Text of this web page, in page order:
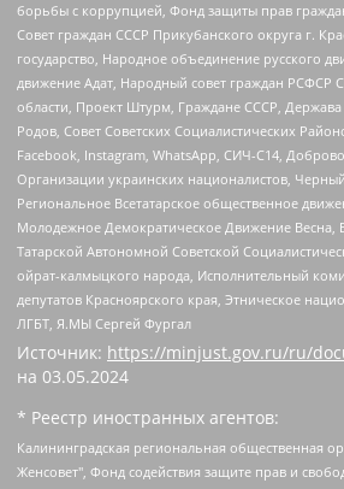
борьбы с коррупцией, Фонд защиты прав
Совет граждан СССР Прикубанского округа г.
государство, Народное объединение русского
движение Адат, Народный совет граждан РСФСР
области, Проект Штурм, Граждане СССР, Держава
Родов, Совет Советских Социалистических
Facebook, Instagram, WhatsApp, СИЧ-С14,
Организации украинских националистов,
Региональное Всетатарское общественное
Молодежное Демократическое Движение Весна,
Татарской Автономной Советской
ойрат-калмыцкого народа, Исполнительный
депутатов Красноярского края, Этническое
ЛГБТ, Я.МЫ Сергей Фургал
Источник: https://minjust.gov.ru/ru/
на 03.05.2024
* Реестр иностранных агентов:
Калининградская региональная общественная организация "Экозащита!-Женсовет", Фонд содействия защите прав и свобод граждан "Общественный вердикт", Фонд "Институт Развития Свободы Информации", Частное учреждение "Информационное агентство МЕМО. РУ", Региональная общественная организация "Общественная комиссия по сохранению наследия академика Сахарова", Фонд поддержки свободы прессы, Санкт-Петербургская общественная правозащитная организация "Гражданский контроль", Межрегиональная общественная организация "Информационно-просветительский центр "Мемориал", Региональный Фонд "Центр Защиты Прав Средств Массовой Информации", с 05.12.2023 Фонд "Центр Защиты Прав Средств массовой информации", Региональная общественная благотворительная организация помощи беженцам и мигрантам "Гражданское содействие", Негосударственное образовательное учреждение дополнительного профессионального образования (повышение квалификации) специалистов "АКАДЕМИЯ ПО ПРАВАМ ЧЕЛОВЕКА", Свердловская региональная общественная организация "Сутяжник", Автономная некоммерческая организация "Центр независимых социологических исследований", Союз общественных объединений "Российский исследовательский центр по правам человека", Региональное общественное учреждение научно-информационный центр "МЕМОРИАЛ", Некоммерческая организация "Фонд защиты гласности", Автономная некоммерческая организация "Институт прав человека", Городская общественная организация "Екатеринбургское общество "МЕМОРИАЛ", Городская общественная организация "Рязанское историко-просветительское и правозащитное общество "Мемориал" (Рязанский Мемориал), Челябинский региональный орган общественной самодеятельности – женское общественное объединение "Женщины Евразии", Челябинский региональный орган общественной самодеятельности "Уральская правозащитная группа", Фонд содействия защите здоровья и социальной справедливости имени Андрея Рылькова, Автономная Некоммерческая Организация "Аналитический Центр Юрия Левады", Автономная некоммерческая организация социальной поддержки населения "Проект Апрель", Региональная общественная организация помощи женщинам и детям, находящимся в кризисной ситуации "Информационно-методический центр "Анна", Фонд содействия развитию массовых коммуникаций и правовому просвещению "Так-так-Так", Фонд содействия устойчивому развитию "Серебряная тайга", Свердловский региональный общественный фонд социальных проектов "Новое время", "Idel.Реалии", Кавказ.Реалии, Крым.Реалии, Телеканал Настоящее Время, Татаро-башкирская служба Радио Свобода (Azatliq Radiosi), Радио Свободная Европа/Радио Свобода (PCE/PC), "Сибирь.Реалии", "Фактограф", Благотворительный фонд помощи осужденным и их семьям, Автономная некоммерческая организация "Институт глобализации и социальных движений", Фонд "В защиту прав заключенных", Частное учреждение "Центр поддержки и содействия развитию средств массовой информации", Пензенский региональный общественный благотворительный фонд "Гражданский союз", "Север.Реалии", Некоммерческая организация Фонд "Правовая инициатива", Общество с ограниченной ответственностью "Радио Свободная Европа/Радио Свобода", Чешское информационное агентство "MEDIUM-ORIENT", Красноярская региональная общественная организация "Мы против СПИДа", Камалягин Денис Николаевич, Маркелов Сергей Евгеньевич, Пономарев Лев Александрович, Савицкая Людмила Алексеевна, Автономная некоммерческая организация "Центр по работе с проблемой насилия "НАСИЛИЮ.НЕТ", Межрегиональный профессиональный союз работников здравоохранения "Альянс врачей", Юридическое лицо, зарегистрированное в Латвийской Республике, SIA "Medusa Project" (регистрационный номер 40103797863, дата регистрации 10.06.2014), Некоммерческая организация "Фонд по борьбе с коррупцией", Автономная некоммерческая организация "Институт права и публичной политики", Баданин Роман Сергеевич, Гликин Максим Александрович, Железнова Мария Михайловна, Лукьянова Юлия Сергеевна, Маетная Елизавета Витальевна, Маняхин Петр Борисович, Чуракова Ольга Владимировна, Ярош Юлия Петровна, Юридическое лицо "The Insider SIA", зарегистрированное в Риге, Латвийская Республика (дата регистрации 26.06.2015), являющееся администратором доменного имени интернет-издания "The Insider SIA", https://theins.ru, Постернак Алексей Евгеньевич, Рубин Михаил Аркадьевич, Анин Роман Александрович, Юридическое лицо Istories fonds, зарегистрированное в Латвийской Республике (регистрационный номер 50008295751, дата регистрации 24.02.2020), Великовский Дмитрий Александрович, Долинина Ирина Николаевна, Мароховская Алеся Алексеевна, Шлейнов Роман Юрьевич, Шмагун Олеся Валентиновна, Общество с ограниченной ответственностью "Альтаир 2021", Общество с ограниченной ответственностью "Вега 2021", Общество с ограниченной ответственностью "Главный редактор 2021", Общество с ограниченной ответственностью "Ромашки монолит", Важенков Артем Валерьевич, Ивановская областная общественная организация "Центр гендерных исследований", Гурман Юрий Альбертович, Медиапроект "ОВД-Инфо", Егоров Владимир Владимирович, Жилинский Владимир Александрович, Общество с ограниченной ответственностью "ЗП", Иванова София Юрьевна, Карезина Инна Павловна, Кильтау Екатерина Викторовна, Петров Алексей Викторович, Пискунов Сергей Евгеньевич, Смирнов Сергей Сергеевич, Тихонов Михаил Сергеевич, Общество с ограниченной ответственностью "ЖУРНАЛИСТ-ИНОСТРАННЫЙ АГЕНТ", Арапова Галина Юрьевна, Вольтская Татьяна Анатольевна, Американская компания "Mason G.E.S. Anonymous Foundation" (США), являющаяся владельцем интернет-издания https://mnews.world/, Компания "Stichting Bellingcat", зарегистрированная в Нидерландах (дата регистрации 11.07.2018), Захаров Андрей Вячеславович, Клепиковская Екатерина Дмитриевна, Общество с ограниченной ответственностью "МЕМО", Перл Роман Александрович, Симонов Евгений Алексеевич, Соловьева Елена Анатольевна, Сотников Даниил Владимирович, Сурначева Елизавета Дмитриевна, Автономная некоммерческая организация по защите прав человека и информированию населения "Якутия – Наше Мнение", Общество с ограниченной ответственностью "Москоу диджитал медиа", с 26.01.2023 Общество с ограниченной ответственностью "Чайка Белые сады", Ветошкина Валерия Валерьевна, Заговора Максим Александрович, Межрегиональное общественное движение "Российская ЛГБТ - сеть", Оленичев Максим Владимирович, Павлов Иван Юрьевич, Скворцова Елена Сергеевна, Общество с ограниченной ответственностью "Как бы инагент", Кочетков Игорь Викторович, Общество с ограниченной ответственностью "Честные выборы", Еланчик Олег Александрович, Общество с ограниченной ответственностью "Нобелевский призыв", Гималова Регина Эмилевна, Григорьев Андрей Валерьевич, Григорьева Алина Александровна,